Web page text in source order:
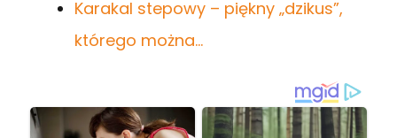
Karakal stepowy – piękny „dzikus”,
którego można…